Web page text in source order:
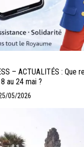
– ACTUALITÉS : Que
au 24 mai ?
05/2026